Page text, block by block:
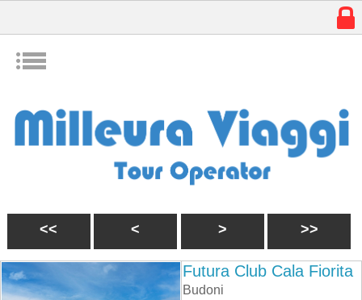
w
I
<< < > >>
Futura Club Cala Fiorita
Budoni